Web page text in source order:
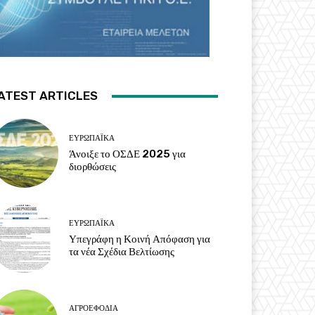
ARTICLES
ΕΥΡΩΠΑΪΚΆ
Άνοιξε το ΟΣΔΕ 2025 για
διορθώσεις
ΕΥΡΩΠΑΪΚΆ
Υπεγράφη η Κοινή Απόφαση για
τα νέα Σχέδια Βελτίωσης
ΑΓΡΟΕΦΌΔΙΑ